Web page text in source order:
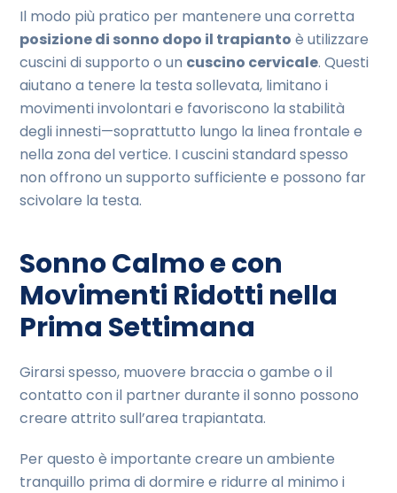
Il modo più pratico per mantenere una corretta
posizione di sonno dopo il trapianto è utilizzare
cuscini di supporto o un cuscino cervicale. Questi
aiutano a tenere la testa sollevata, limitano i
movimenti involontari e favoriscono la stabilità
degli innesti—soprattutto lungo la linea frontale e
nella zona del vertice. I cuscini standard spesso
non offrono un supporto sufficiente e possono far
scivolare la testa.
Sonno Calmo e con
Movimenti Ridotti nella
Prima Settimana
Girarsi spesso, muovere braccia o gambe o il
contatto con il partner durante il sonno possono
creare attrito sull’area trapiantata.
Per questo è importante creare un ambiente
tranquillo prima di dormire e ridurre al minimo i